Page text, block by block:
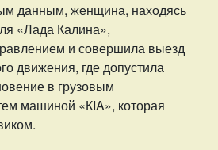
данным, женщина, находясь
«Лада Калина»,
и совершила выезд
движения, где допустила
в грузовым
машиной «КIA», которая